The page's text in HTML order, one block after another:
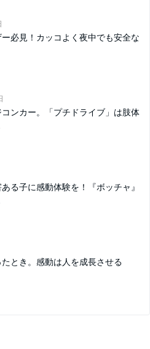
必見！カッコよく夜中でも安全な
ンカー。「プチドライブ」は肢体
る子に感動体験を！『ボッチャ』
とき。感動は人を成長させる